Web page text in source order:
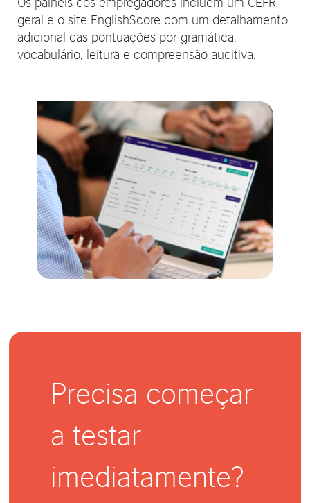
geral e o site EnglishScore com um detalhamento
adicional das pontuações por gramática,
vocabulário, leitura e compreensão auditiva.
Precisa começar
a testar
imediatamente?